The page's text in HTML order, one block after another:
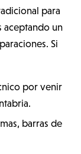
para
aceptando un
Si
por venir
barras de